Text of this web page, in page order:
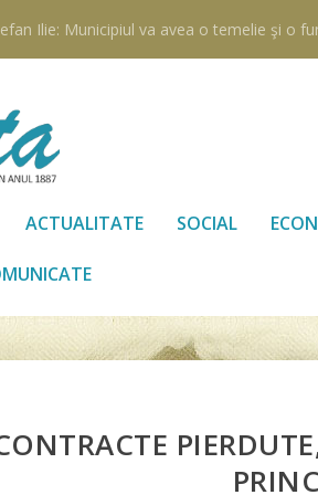
Ilie: Municipiul va avea o temelie şi o
ACTUALITATE SOCIAL